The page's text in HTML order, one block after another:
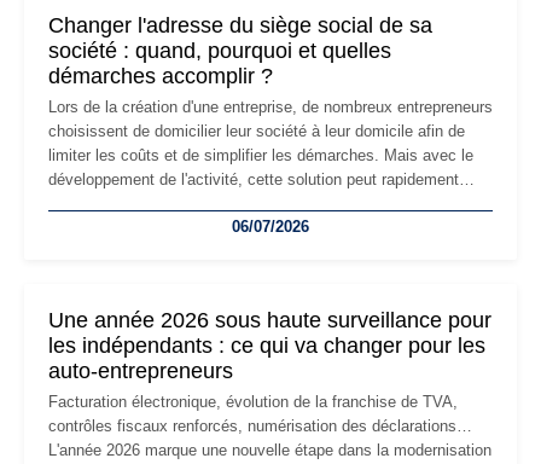
Changer l'adresse du siège social de sa
société : quand, pourquoi et quelles
démarches accomplir ?
Lors de la création d'une entreprise, de nombreux entrepreneurs
choisissent de domicilier leur société à leur domicile afin de
limiter les coûts et de simplifier les démarches. Mais avec le
développement de l'activité, cette solution peut rapidement
professionnels, recrutement, image de marque… Le
06/07/2026
Une année 2026 sous haute surveillance pour
les indépendants : ce qui va changer pour les
auto-entrepreneurs
Facturation électronique, évolution de la franchise de TVA,
contrôles fiscaux renforcés, numérisation des déclarations…
L'année 2026 marque une nouvelle étape dans la modernisation